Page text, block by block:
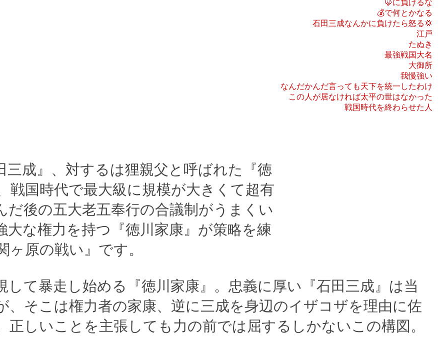
🦊に負けるな
💰で何とかなる
石田三成なんかに負けたら怒る💢
江戸
たぬき
最強戦国大名
大御所
我慢強い
なんだかんだ言っても天下を統一したわけ
この人が居なければ太平の世はなかった
戦国時代を終わらせた人
成』、対するは狸親父と呼ばれた『徳
戦国時代で最大級に規模が大きくて超有
後の五大老五奉行の合議制がうまくい
な権力を持つ『徳川家康』が策略を練
原の戦い』です。
て暴走し始める『徳川家康』。忠義に厚い『石田三成』は当
、そこは権力者の家康、逆に三成を身辺のイザコザを理由に佐
しいことを主張しても力の前では屈するしかないこの構図。